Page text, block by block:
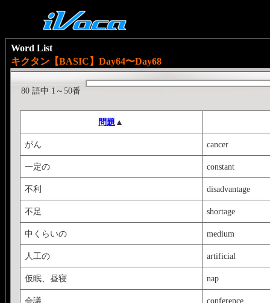
Word List
キクタン【BASIC】Day64〜Day68
80 語中 1～50番
問題 ▲
がん cancer
一定の constant
不利 disadvantage
不足 shortage
中くらいの medium
人工の artificial
仮眠、昼寝 nap
会議 conference